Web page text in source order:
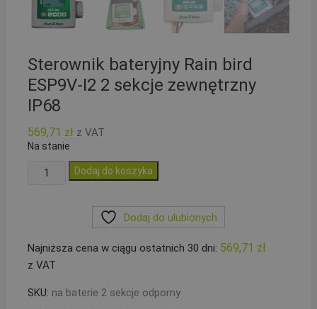
Sterownik bateryjny Rain bird
ESP9V-I2 2 sekcje zewnętrzny
IP68
569,71 zł z VAT
Na stanie
ilość
ESP9V-
I2
2
Dodaj do koszyka
Dodaj do ulubionych
Najniższa cena w ciągu ostatnich 30 dni: 569,71 zł
z VAT
SKU: na baterie 2 sekcje odporny